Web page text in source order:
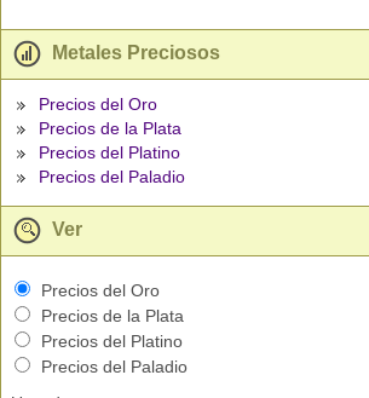
Metales Preciosos
Precios del Oro
Precios de la Plata
Precios del Platino
Precios del Paladio
Ver
Precios del Oro
Precios de la Plata
Precios del Platino
Precios del Paladio